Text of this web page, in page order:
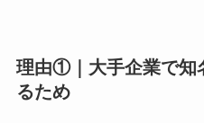
理由①｜大手企業で知
るため